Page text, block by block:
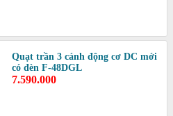
Quạt trần 3 cánh động cơ DC mới
có đèn F-48DGL
7.590.000